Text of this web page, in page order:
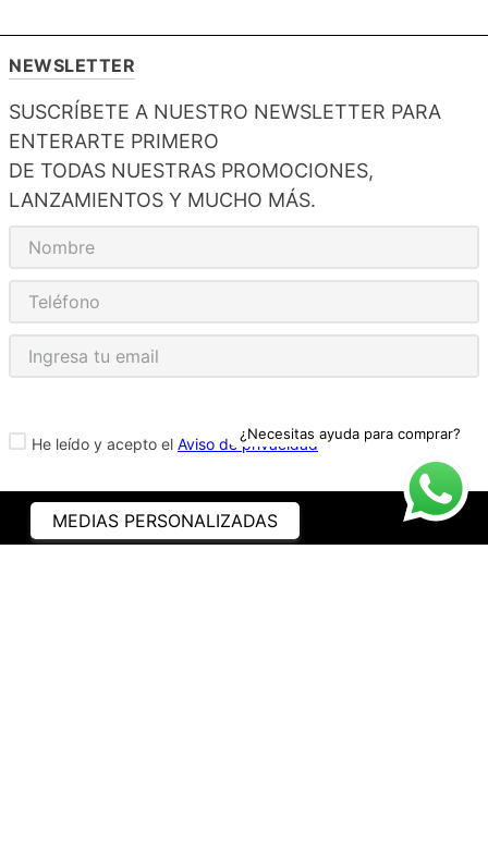
¿Necesitas ayuda para comprar?
NEWSLETTER
SUSCRÍBETE A NUESTRO NEWSLETTER PARA
ENTERARTE PRIMERO
DE TODAS NUESTRAS PROMOCIONES,
LANZAMIENTOS Y MUCHO MÁS.
He leído y acepto el Aviso de privacidad
MEDIAS PERSONALIZADAS